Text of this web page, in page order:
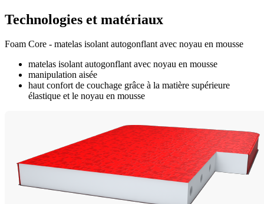
Technologies et matériaux
Foam Core - matelas isolant autogonflant avec noyau en mousse
matelas isolant autogonflant avec noyau en mousse
manipulation aisée
haut confort de couchage grâce à la matière supérieure
élastique et le noyau en mousse